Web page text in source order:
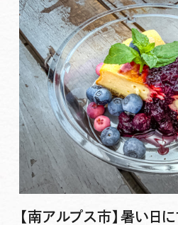
【南アルプス市】暑い日